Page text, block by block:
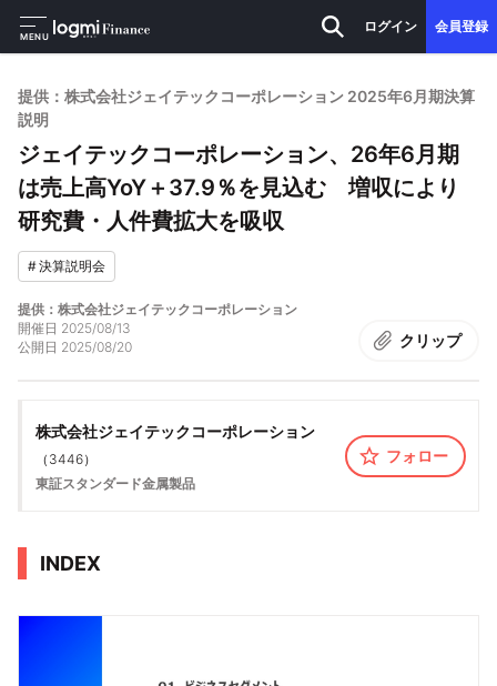
MENU
ログイン 会員登録
提供：株式会社ジェイテックコーポレーション 2025年6月期決算
説明
ジェイテックコーポレーション、26年6月期
は売上高YoY＋37.9％を見込む 増収により
研究費・人件費拡大を吸収
#決算説明会
提供：株式会社ジェイテックコーポレーション
開催日 2025/08/13
公開日 2025/08/20 クリップ
株式会社ジェイテックコーポレーション
（ 3446）
東証スタンダード金属製品
フォロー
INDEX